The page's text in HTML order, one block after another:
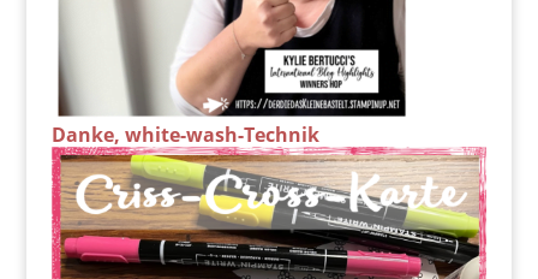
Danke, white-wash-Technik